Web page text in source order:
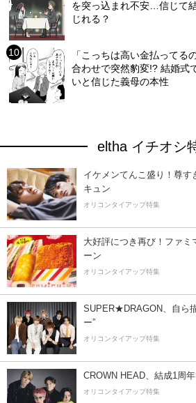
を突っ込まれ不安…信じて
じれる？
「こっちは高い金払ってる
合わせで突然豹変!? 結婚式
いと信じた義母の本性
eltha イチオシ
イケメンてんこ盛り！尊す
キュン
オリコンタイアップ特集
大好評につき再び！ファミ
ーン
オリコンタイアップ特集
SUPER★DRAGON、自ら
ー”
オリコンタイアップ特集
CROWN HEAD、結成1周
オリコンタイアップ特集